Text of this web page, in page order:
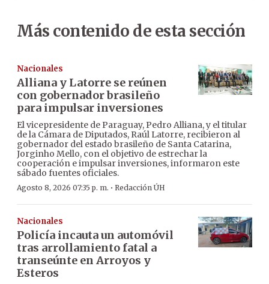
Más contenido de esta sección
Nacionales
Alliana y Latorre se reúnen
con gobernador brasileño
para impulsar inversiones
El vicepresidente de Paraguay, Pedro Alliana, y el titular
de la Cámara de Diputados, Raúl Latorre, recibieron al
gobernador del estado brasileño de Santa Catarina,
Jorginho Mello, con el objetivo de estrechar la
cooperación e impulsar inversiones, informaron este
sábado fuentes oficiales.
Agosto 8, 2026 07:35 p. m. · Redacción ÚH
Nacionales
Policía incauta un automóvil
tras arrollamiento fatal a
transeúnte en Arroyos y
Esteros